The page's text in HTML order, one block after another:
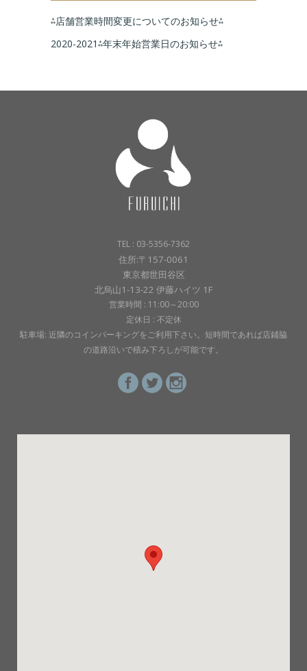
⁂店舗営業時間変更についてのお知らせ⁂
2020-2021⁂年末年始営業日のお知らせ⁂
TEL : 03-5356-7362
住所:〒157-0061
東京都世田谷区
北烏山1-13-22 伊藤ハイツ 1F
営業時間 : 11:00～20:00
定休日 : 不定休
駐車場: 近隣のコインパーキングをご利用下さい。短時間であれば店鋪脇
の道路沿いで積み下ろしが可能です。